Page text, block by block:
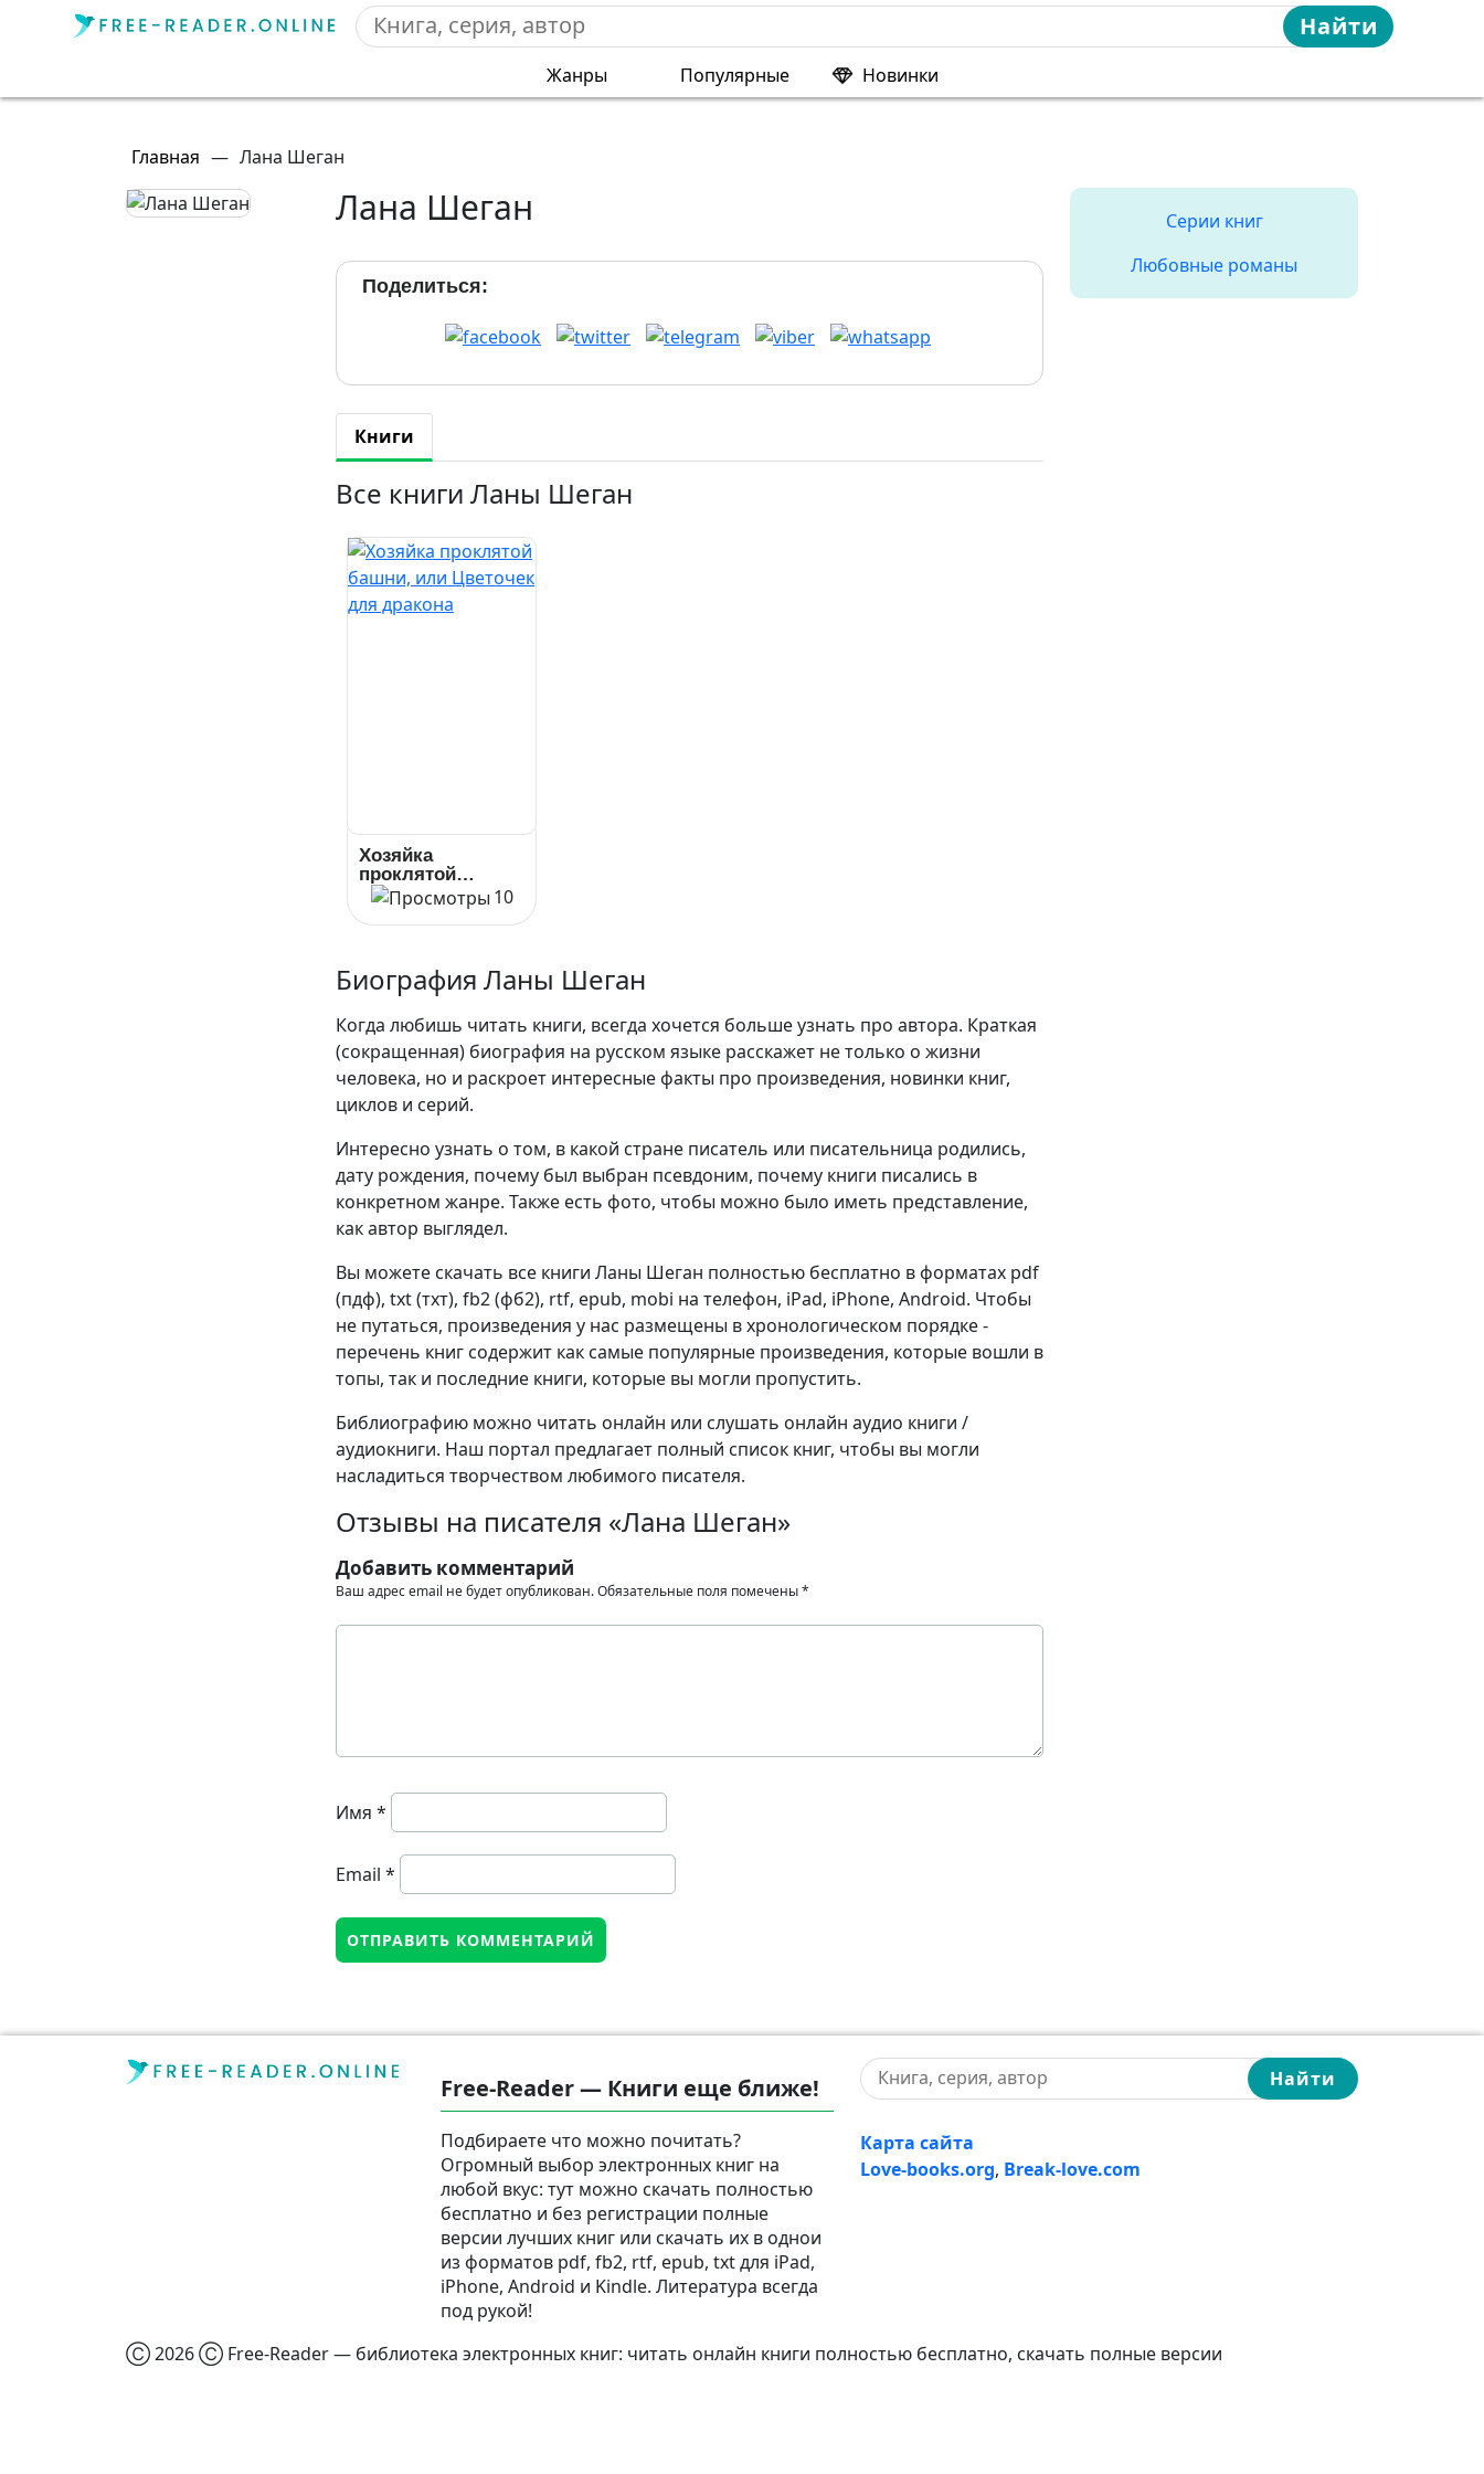
Найти
Жанры Популярные Новинки
Главная — Лана Шеган
Лана Шеган
Поделиться:
Книги
Все книги Ланы Шеган
Хозяйка
проклятой
башни, или
Цветочек для
дракона
10
Биография Ланы Шеган
Когда любишь читать книги, всегда хочется больше узнать про автора. Краткая
(сокращенная) биография на русском языке расскажет не только о жизни
человека, но и раскроет интересные факты про произведения, новинки книг,
циклов и серий.
Интересно узнать о том, в какой стране писатель или писательница родились,
дату рождения, почему был выбран псевдоним, почему книги писались в
конкретном жанре. Также есть фото, чтобы можно было иметь представление,
как автор выглядел.
Вы можете скачать все книги Ланы Шеган полностью бесплатно в форматах pdf
(пдф), txt (тхт), fb2 (фб2), rtf, epub, mobi на телефон, iPad, iPhone, Android. Чтобы
не путаться, произведения у нас размещены в хронологическом порядке -
перечень книг содержит как самые популярные произведения, которые вошли в
топы, так и последние книги, которые вы могли пропустить.
Библиографию можно читать онлайн или слушать онлайн аудио книги /
аудиокниги. Наш портал предлагает полный список книг, чтобы вы могли
насладиться творчеством любимого писателя.
Отзывы на писателя «Лана Шеган»
Добавить комментарий
Ваш адрес email не будет опубликован.Обязательные поля помечены*
Имя *
Email *
Серии книг
Любовные романы
Free-Reader — Книги еще ближе!
Подбираете что можно почитать?
Огромный выбор электронных книг на
любой вкус: тут можно скачать полностью
бесплатно и без регистрации полные
версии лучших книг или скачать их в однои
из форматов pdf, fb2, rtf, epub, txt для iPad,
iPhone, Android и Kindle. Литература всегда
под рукой!
Найти
Карта сайта
Love-books.org, Break-love.com
Ⓒ 2026 Ⓒ Free-Reader — библиотека электронных книг: читать онлайн книги полностью бесплатно, скачать полные версии